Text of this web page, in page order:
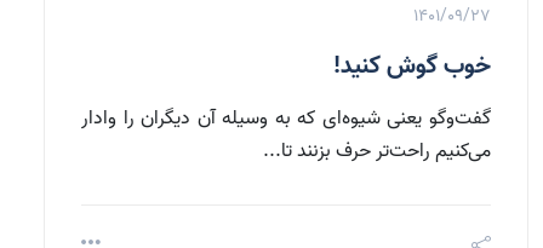
1401/09/27
خوب گوش کنید!
گفت‌وگو یعنی شیوه‌ای که به وسیله آن دیگران را وادار
می‌کنیم راحت‌تر حرف بزنند تا...